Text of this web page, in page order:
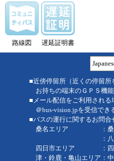
路線図 遅延証明書
■近傍停留所（近くの停留所
お持ちの端末のＧＰＳ機能
■メール配信をご利用される
＠bus-vision.jpを受信でき
■バスの運行に関するお問合
桑名エリア ：桑名
：八風バス
四日市エリア ：四日
津・鈴鹿・亀山エリア：